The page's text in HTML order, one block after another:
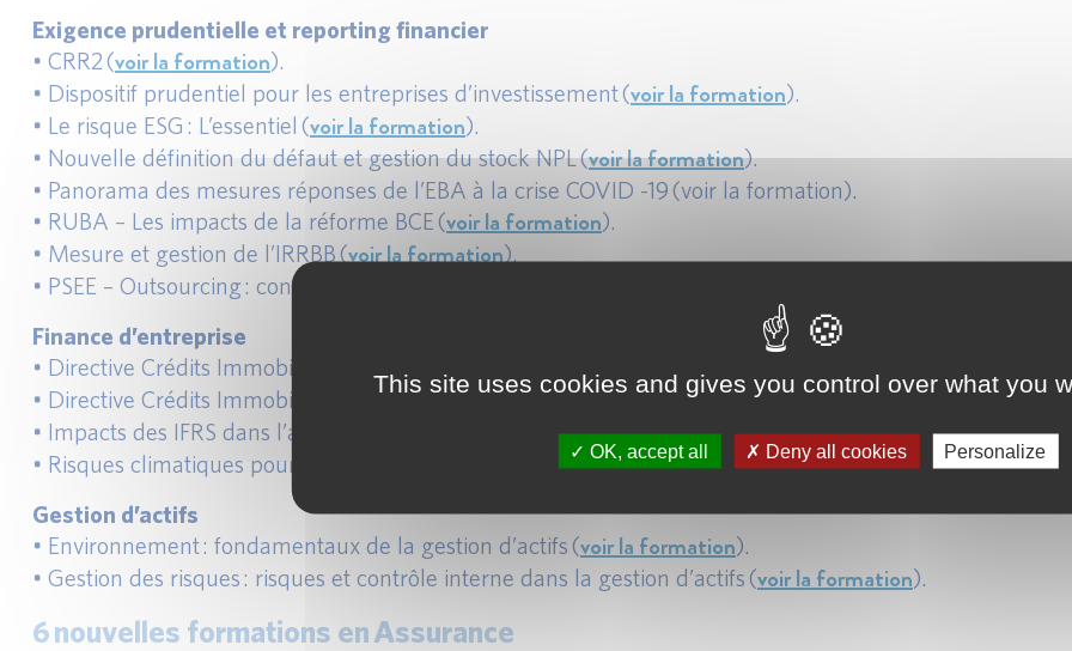
Exigence prudentielle et reporting financier
• CRR2 (voir la formation).
• Dispositif prudentiel pour les entreprises d’investissement (voir la formation).
• Le risque ESG : L’essentiel (voir la formation).
• Nouvelle définition du défaut et gestion du stock NPL (voir la formation).
• Panorama des mesures réponses de l’EBA à la crise COVID -19 (voir la formation).
• RUBA – Les impacts de la réforme BCE (voir la formation).
• Mesure et gestion de l’IRRBB (voir la formation).
• PSEE – Outsourcing : contrôles des prestations essentielles /critiques au regard de nouvelles exigences
Finance d’entreprise
• Directive Crédits Immobiliers – 7 heures ( voir la formation
• Directive Crédits Immobiliers – 14 heures (voir la formation).
• Impacts des IFRS dans l’analyse financière des corporates (voir la formation).
• Risques climatiques pour le secteur bancaire : enjeux et défis (voir la formation).
Gestion d’actifs
• Environnement : fondamentaux de la gestion d’actifs (voir la formation).
• Gestion des risques : risques et contrôle interne dans la gestion d’actifs (voir la formation).
6 nouvelles formations en Assurance
This site uses cookies and gives you control over what you
OK, accept all Deny all cookies Personalize